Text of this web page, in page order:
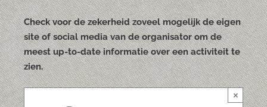
Check voor de zekerheid zoveel mogelijk de eigen
site of social media van de organisator om de
meest up-to-date informatie over een activiteit te
zien.
×